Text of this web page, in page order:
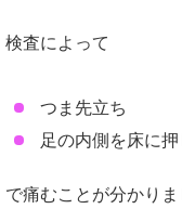
検査によって
つま先立ち
足の内側を床に
で痛むことが分かりま